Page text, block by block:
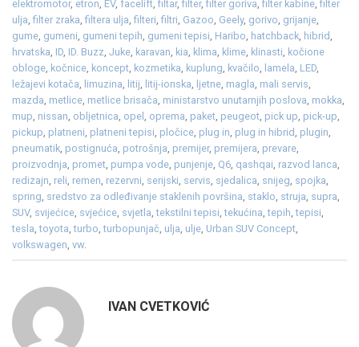
elektromotor, etron, EV, facelift,filtar,filter,filter goriva,filter kabine,filter
ulja,filter zraka,filtera ulja,filteri,filtri, Gazoo, Geely, gorivo, grijanje,
gume, gumeni, gumeni tepih, gumeni tepisi, Haribo, hatchback, hibrid,
hrvatska, ID, ID. Buzz, Juke, karavan, kia, klima, klime, klinasti, kočione
obloge, kočnice, koncept, kozmetika, kuplung, kvačilo, lamela, LED,
ležajevi kotača, limuzina, litij, litij-ionska, ljetne, magla, mali servis,
mazda, metlice, metlice brisača, ministarstvo unutarnjih poslova, mokka,
mup, nissan, obljetnica, opel , oprema, paket, peugeot, pick up, pick-up,
pickup, platneni, platneni tepisi, pločice, plug in, plug in hibrid, plugin,
pneumatik, postignuća, potrošnja, premijer, premijera, prevare,
proizvodnja, promet, pumpa vode, punjenje, Q6, qashqai, razvod lanca,
redizajn, reli, remen, rezervni, serijski, servis, sjedalica, snijeg, spojka,
spring, sredstvo za odleđivanje staklenih površina, staklo, struja, supra,
SUV, svijećice, svjećice, svjetla,tekstilni tepisi,tekućina,tepih,tepisi,
tesla,toyota,turbo,turbopunjač, ulja, ulje, Urban SUV Concept,
volkswagen, vw.
IVAN CVETKOVIĆ